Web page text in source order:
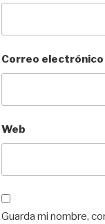
Correo electrónico
Web
Guarda mi nombre,